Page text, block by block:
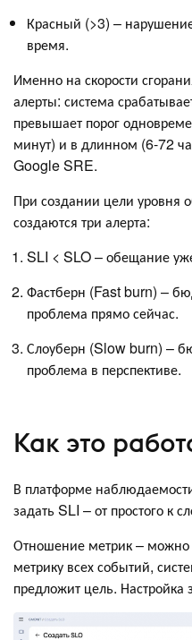
Красный (>3) –
время.
Именно на скорости
алерты: система
превышает порог
минут) и в длинном (6-72
Google SRE.
При создании цели уровня
создаются три алерта:
SLI < SLO – обещание
Фастберн (Fast burn) –
проблема прямо сейчас.
Слоуберн (Slow burn) –
проблема в перспективе.
Как это
В платформе
задать SLI – от простого к
Отношение метрик –
метрику всех событий,
предложит цель.